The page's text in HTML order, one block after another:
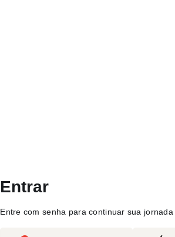
Entrar
Entre com senha para continuar sua jornada